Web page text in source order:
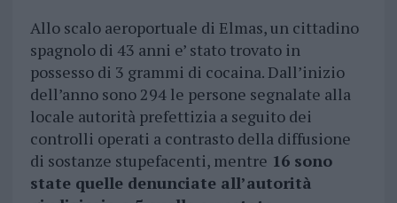
Allo scalo aeroportuale di Elmas, un cittadino
spagnolo di 43 anni e’ stato trovato in
possesso di 3 grammi di cocaina. Dall’inizio
dell’anno sono 294 le persone segnalate alla
locale autorità prefettizia a seguito dei
controlli operati a contrasto della diffusione
di sostanze stupefacenti, mentre 16 sono
state quelle denunciate all’autorità